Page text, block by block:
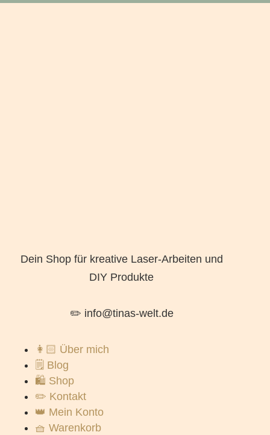
Dein Shop für kreative Laser-Arbeiten und
DIY Produkte
✏️ info@tinas-welt.de
👩🏻 Über mich
🗒️ Blog
🛍️ Shop
✏️ Kontakt
👑 Mein Konto
🧺 Warenkorb